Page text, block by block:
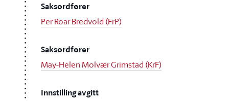
Saksordfører
Per Roar Bredvold (FrP)
Saksordfører
May-Helen Molvær Grimstad (KrF)
Innstilling avgitt